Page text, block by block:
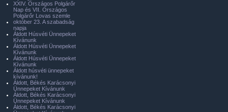
XXIV. Országos Polgárőr
Nap és VII. Országos
Polgárőr Lovas szemle
október 23. A szabadság
napja
Áldott Húsvéti Ünnepeket
Kívánunk
Áldott Húsvéti Ünnepeket
Kívánunk
Áldott Húsvéti Ünnepeket
Kívánunk
Áldott húsvéti ünnepeket
kívánunk!
Áldott, Békés Karácsonyi
Ünnepeket Kívánunk
Áldott, Békés Karácsonyi
Ünnepeket Kívánunk
Áldott, Békés Karácsonyi